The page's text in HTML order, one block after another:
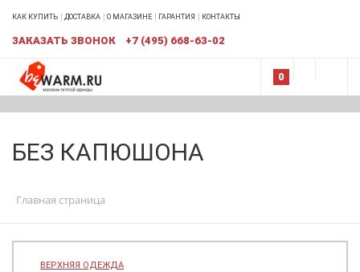
КАК КУПИТЬ ДОСТАВКА О МАГАЗИНЕ ГАРАНТИЯ КОНТАКТЫ
ЗАКАЗАТЬ ЗВОНОК +7 (495) 668-63-02
0
БЕЗ КАПЮШОНА
Главная страница
ВЕРХНЯЯ ОДЕЖДА